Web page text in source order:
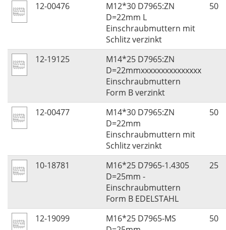
12-00476
M12*30 D7965:ZN
D=22mm L
Einschraubmuttern mit
Schlitz verzinkt
50
12-19125
M14*25 D7965:ZN
D=22mmxxxxxxxxxxxxxxx
Einschraubmuttern
Form B verzinkt
12-00477
M14*30 D7965:ZN
D=22mm
Einschraubmuttern mit
Schlitz verzinkt
50
10-18781
M16*25 D7965-1.4305
D=25mm -
Einschraubmuttern
Form B EDELSTAHL
25
12-19099
M16*25 D7965-MS
50